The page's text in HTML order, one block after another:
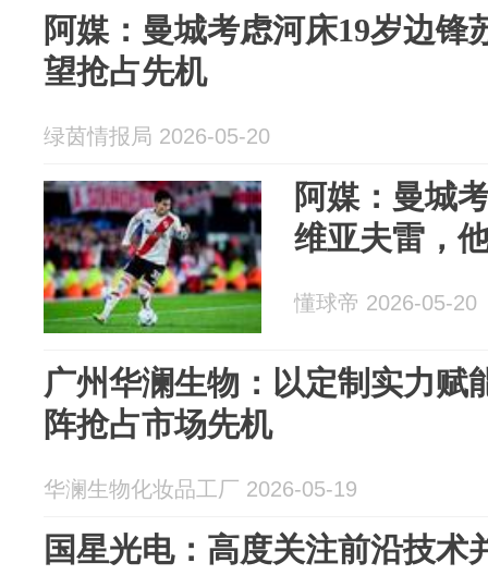
阿媒：曼城考虑河床19岁边锋
望抢占先机
绿茵情报局 2026-05-20
阿媒：曼城
维亚夫雷，
懂球帝 2026-05-20
广州华澜生物：以定制实力赋
阵抢占市场先机
华澜生物化妆品工厂 2026-05-19
国星光电：高度关注前沿技术